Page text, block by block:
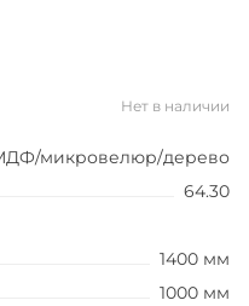
Нет в наличии
микровелюр/дерево
64.30
1400 мм
1000 мм